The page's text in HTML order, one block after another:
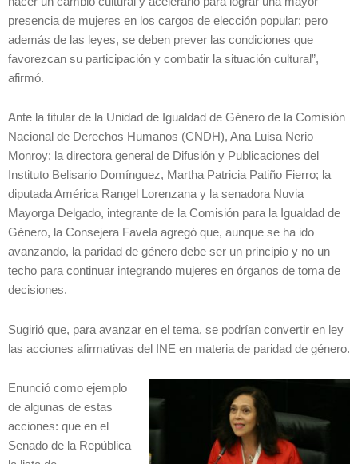
presencia de mujeres en los cargos de elección popular; pero
además de las leyes, se deben prever las condiciones que
favorezcan su participación y combatir la situación cultural”,
afirmó.
Ante la titular de la Unidad de Igualdad de Género de la Comisión
Nacional de Derechos Humanos (CNDH), Ana Luisa Nerio
Monroy; la directora general de Difusión y Publicaciones del
Instituto Belisario Domínguez, Martha Patricia Patiño Fierro; la
diputada América Rangel Lorenzana y la senadora Nuvia
Mayorga Delgado, integrante de la Comisión para la Igualdad de
Género, la Consejera Favela agregó que, aunque se ha ido
avanzando, la paridad de género debe ser un principio y no un
techo para continuar integrando mujeres en órganos de toma de
decisiones.
Sugirió que, para avanzar en el tema, se podrían convertir en ley
las acciones afirmativas del INE en materia de paridad de género.
Enunció como ejemplo
de algunas de estas
acciones: que en el
Senado de la República